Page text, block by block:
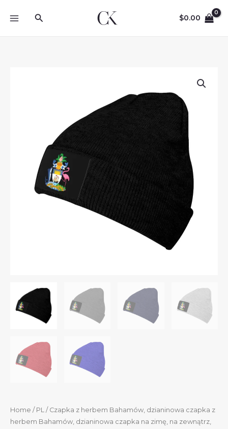
Search $0.00
Home / PL / Czapka z herbem Bahamów, dzianinowa czapka z
herbem Bahamów, dzianinowa czapka na zimę, na zewnątrz,